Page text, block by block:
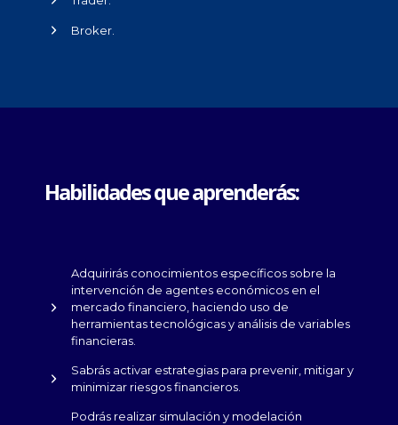
Broker.
Habilidades que aprenderás:
Adquirirás conocimientos específicos sobre la
intervención de agentes económicos en el
mercado financiero, haciendo uso de
herramientas tecnológicas y análisis de variables
financieras.
Sabrás activar estrategias para prevenir, mitigar y
minimizar riesgos financieros.
Podrás realizar simulación y modelación